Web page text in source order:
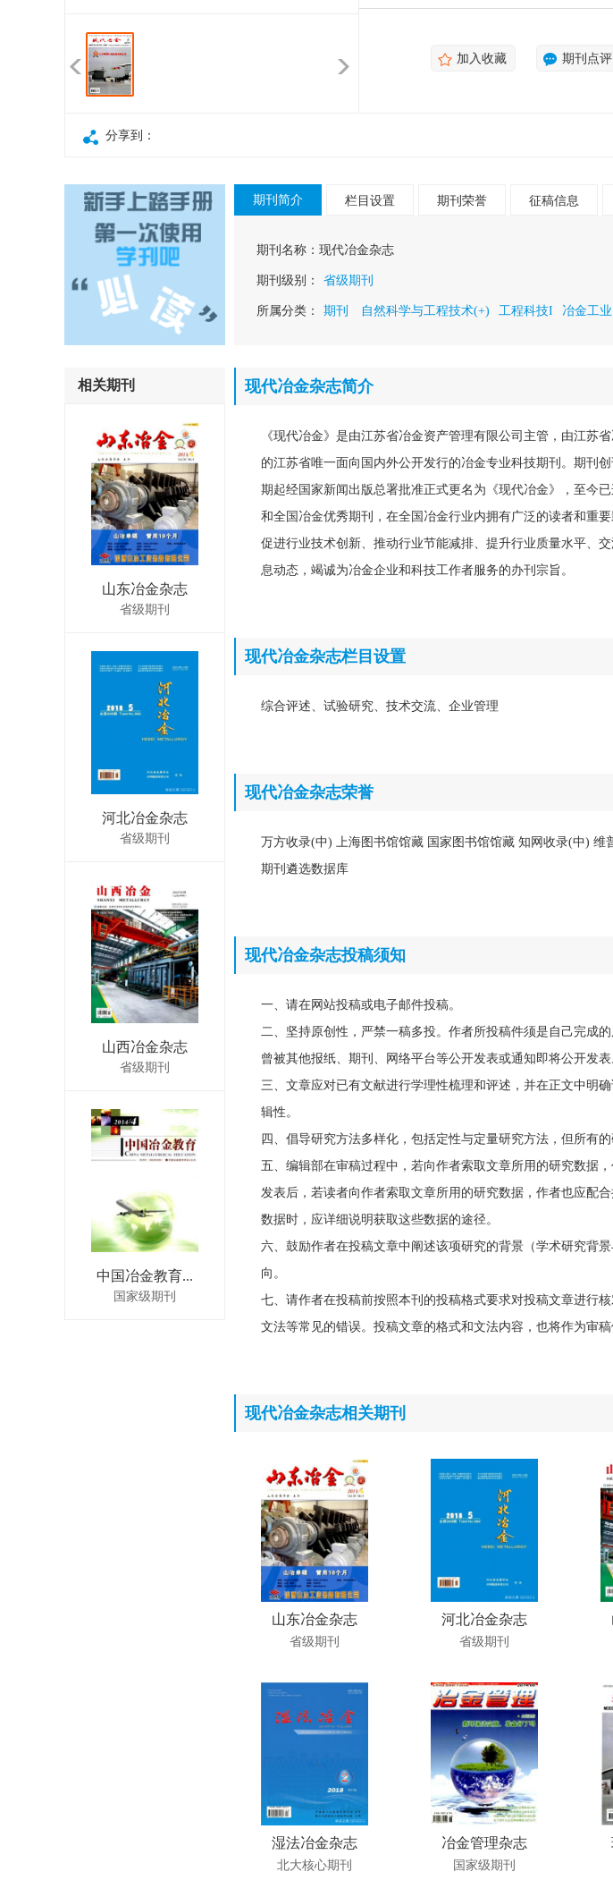
加入收藏 期刊点评
分享到：
相关期刊
山东冶金杂志
省级期刊
河北冶金杂志
省级期刊
山西冶金杂志
省级期刊
中国冶金教育...
国家级期刊
期刊简介 栏目设置 期刊荣誉 征稿信息
期刊名称： 现代冶金杂志
期刊级别： 省级期刊
所属分类： 期刊 自然科学与工程技术(+) 工程科技I 冶金工业
现代冶金杂志简介
《现代冶金》是由江苏省冶金资产管理有限公司主管，由江苏
的江苏省唯一面向国内外公开发行的冶金专业科技期刊。期刊
期起经国家新闻出版总署批准正式更名为《现代冶金》，至今
和全国冶金优秀期刊，在全国冶金行业内拥有广泛的读者和重
促进行业技术创新、推动行业节能减排、提升行业质量水平、
息动态，竭诚为冶金企业和科技工作者服务的办刊宗旨。
现代冶金杂志栏目设置
综合评述、试验研究、技术交流、企业管理
现代冶金杂志荣誉
万方收录(中) 上海图书馆馆藏 国家图书馆馆藏 知网收录(中) 维
期刊遴选数据库
现代冶金杂志投稿须知
一、请在网站投稿或电子邮件投稿。
二、坚持原创性，严禁一稿多投。作者所投稿件须是自己完成
曾被其他报纸、期刊、网络平台等公开发表或通知即将公开发表
三、文章应对已有文献进行学理性梳理和评述，并在正文中明
辑性。
四、倡导研究方法多样化，包括定性与定量研究方法，但所有
五、编辑部在审稿过程中，若向作者索取文章所用的研究数据
发表后，若读者向作者索取文章所用的研究数据，作者也应配
数据时，应详细说明获取这些数据的途径。
六、鼓励作者在投稿文章中阐述该项研究的背景（学术研究背
向。
七、请作者在投稿前按照本刊的投稿格式要求对投稿文章进行
文法等常见的错误。投稿文章的格式和文法内容，也将作为审稿
现代冶金杂志相关期刊
山东冶金杂志
省级期刊
河北冶金杂志
省级期刊
湿法冶金杂志
北大核心期刊
冶金管理杂志
国家级期刊